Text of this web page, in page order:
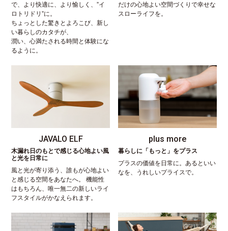
で、より快適に、より愉しく、”イ
ロトリドリ”に。
ちょっとした驚きとよろこび、新し
い暮らしのカタチが、
潤い、心満たされる時間と体験にな
るように。
だけの心地よい空間づくりで幸せな
スローライフを。
JAVALO ELF
木漏れ日のもとで感じる心地よい風
と光を日常に
風と光が寄り添う、誰もが心地よい
と感じる空間をあなたへ。 機能性
はもちろん、唯一無二の新しいライ
フスタイルがかなえられます。
plus more
暮らしに「もっと」をプラス
プラスの価値を日常に。あるといい
なを、うれしいプライスで。